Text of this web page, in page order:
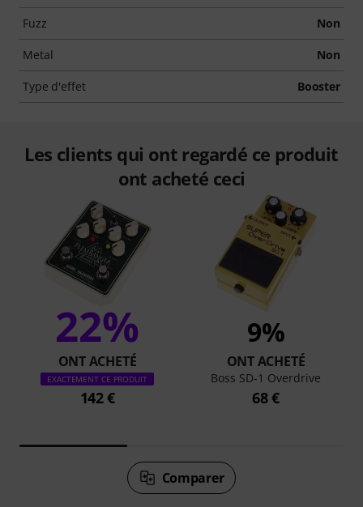
Fuzz Non
Metal Non
Type d'effet Booster
Les clients qui ont regardé ce produit
ont acheté ceci
22%
ONT ACHETÉ
EXACTEMENT CE PRODUIT
142 €
9%
ONT ACHETÉ
Boss SD-1 Overdrive
68 €
Comparer